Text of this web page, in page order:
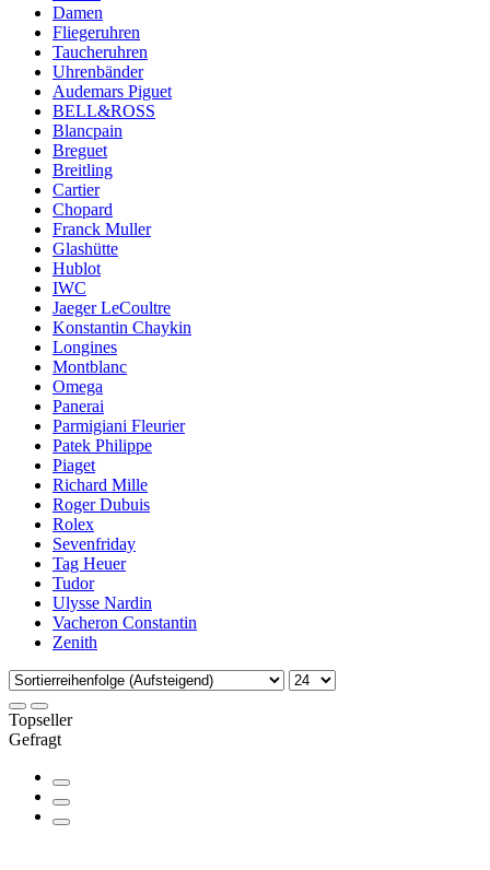
Damen
Fliegeruhren
Taucheruhren
Uhrenbänder
Audemars Piguet
BELL&ROSS
Blancpain
Breguet
Breitling
Cartier
Chopard
Franck Muller
Glashütte
Hublot
IWC
Jaeger LeCoultre
Konstantin Chaykin
Longines
Montblanc
Omega
Panerai
Parmigiani Fleurier
Patek Philippe
Piaget
Richard Mille
Roger Dubuis
Rolex
Sevenfriday
Tag Heuer
Tudor
Ulysse Nardin
Vacheron Constantin
Zenith
Topseller
Gefragt